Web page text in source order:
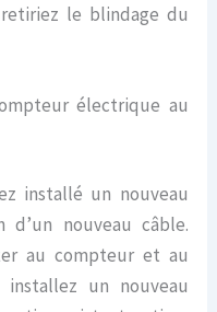
le blindage du
électrique au
installé un nouveau
d’un nouveau câble.
au compteur et au
installez un nouveau